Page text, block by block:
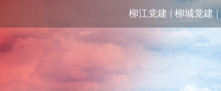
柳江党建 柳城党建